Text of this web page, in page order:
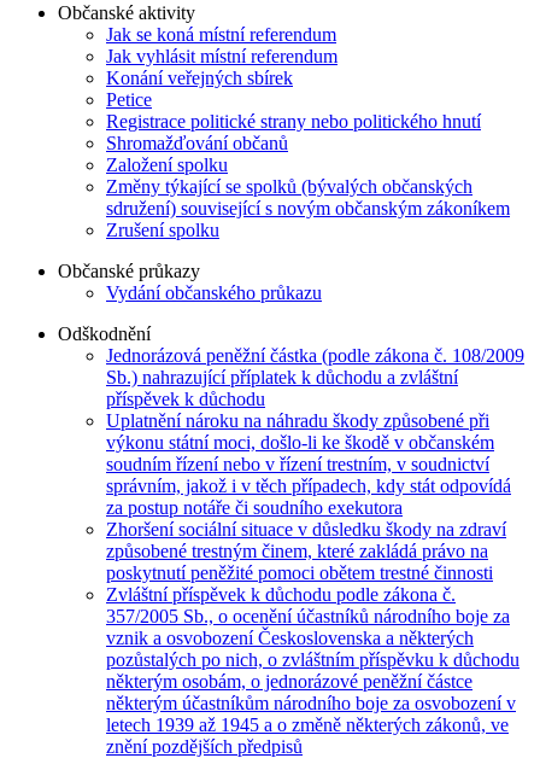
Občanské aktivity
Jak se koná místní referendum
Jak vyhlásit místní referendum
Konání veřejných sbírek
Petice
Registrace politické strany nebo politického hnutí
Shromažďování občanů
Založení spolku
Změny týkající se spolků (bývalých občanských
sdružení) související s novým občanským zákoníkem
Zrušení spolku
Občanské průkazy
Vydání občanského průkazu
Odškodnění
Jednorázová peněžní částka (podle zákona č. 108/2009
Sb.) nahrazující příplatek k důchodu a zvláštní
příspěvek k důchodu
Uplatnění nároku na náhradu škody způsobené při
výkonu státní moci, došlo-li ke škodě v občanském
soudním řízení nebo v řízení trestním, v soudnictví
správním, jakož i v těch případech, kdy stát odpovídá
za postup notáře či soudního exekutora
Zhoršení sociální situace v důsledku škody na zdraví
způsobené trestným činem, které zakládá právo na
poskytnutí peněžité pomoci obětem trestné činnosti
Zvláštní příspěvek k důchodu podle zákona č.
357/2005 Sb., o ocenění účastníků národního boje za
vznik a osvobození Československa a některých
pozůstalých po nich, o zvláštním příspěvku k důchodu
některým osobám, o jednorázové peněžní částce
některým účastníkům národního boje za osvobození v
letech 1939 až 1945 a o změně některých zákonů, ve
znění pozdějších předpisů